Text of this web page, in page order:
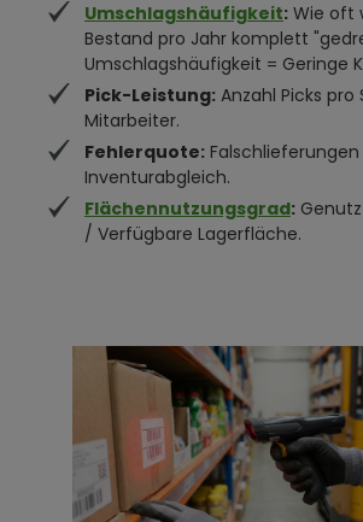
Umschlagshäufigkeit: Wie oft
Bestand pro Jahr komplett
Umschlagshäufigkeit = Geringe
Pick-Leistung: Anzahl Picks
Mitarbeiter.
Fehlerquote:
Inventurabgleich.
Flächennutzungsgrad:
/ Verfügbare Lagerfläche.